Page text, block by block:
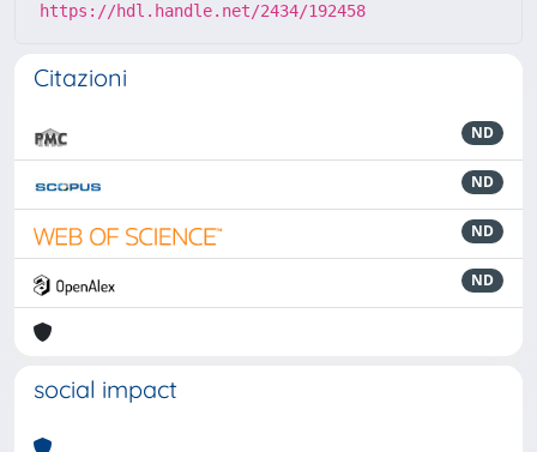
https://hdl.handle.net/2434/192458
Citazioni
ND
ND
ND
ND
social impact